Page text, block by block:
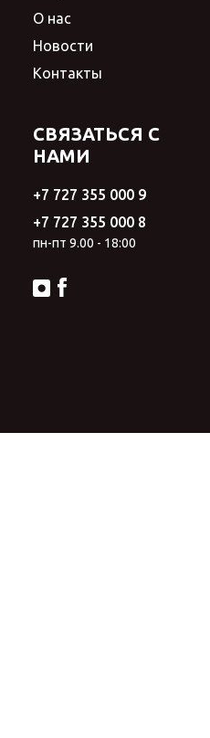
О нас
Новости
Контакты
СВЯЗАТЬСЯ С
НАМИ
+7 727 355 000 9
+7 727 355 000 8
пн-пт 9.00 - 18:00